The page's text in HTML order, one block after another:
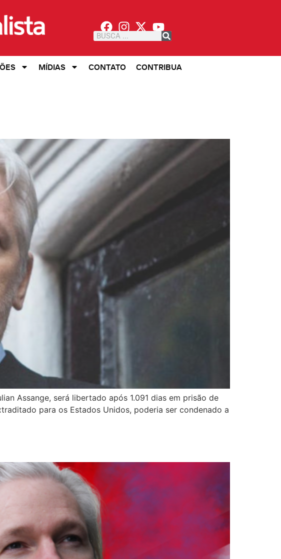
MÍDIAS CONTATO CONTRIBUA
Assange, será libertado após 1.091 dias em prisão de
para os Estados Unidos, poderia ser condenado a